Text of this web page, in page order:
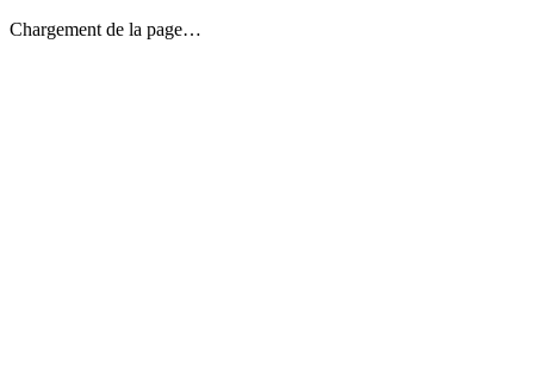
Chargement de la page…